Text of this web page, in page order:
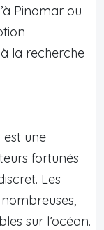
Pinamar ou
la recherche
une
fortunés
Les
sur l’océan.